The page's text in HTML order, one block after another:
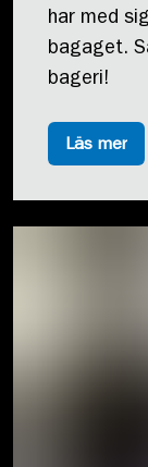
har med
bagaget.
bageri!
Läs mer